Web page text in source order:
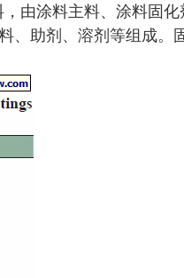
由涂料主料、涂料固
、助剂、溶剂等组成。